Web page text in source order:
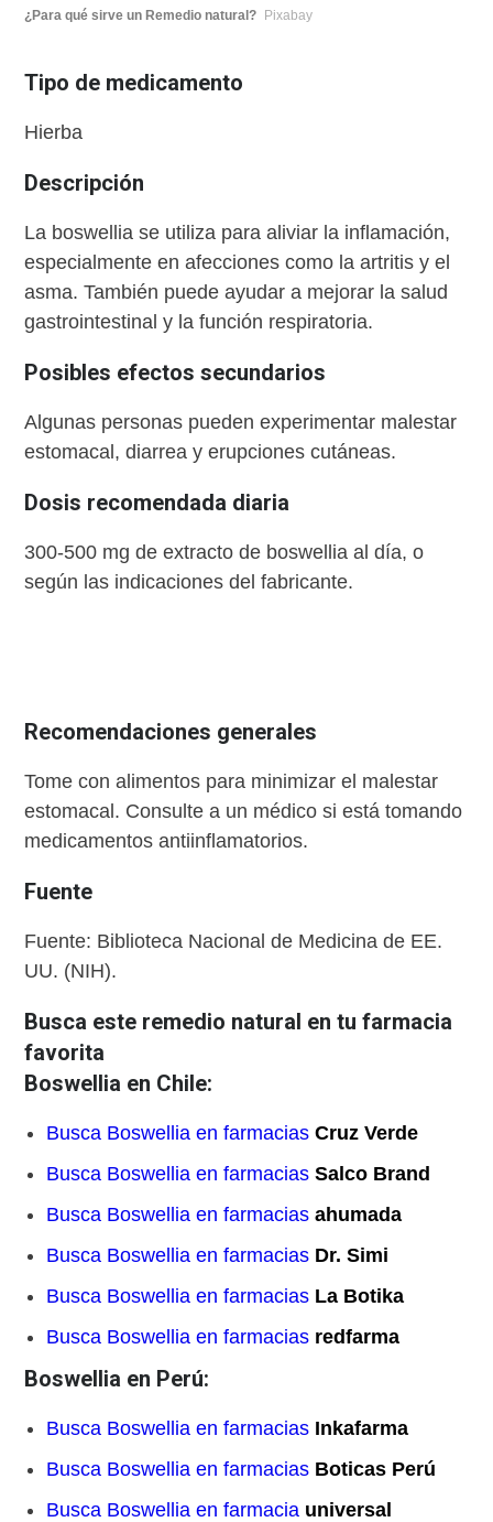
¿Para qué sirve un Remedio natural? Pixabay
Tipo de medicamento
Hierba
Descripción
La boswellia se utiliza para aliviar la inflamación,
especialmente en afecciones como la artritis y el
asma. También puede ayudar a mejorar la salud
gastrointestinal y la función respiratoria.
Posibles efectos secundarios
Algunas personas pueden experimentar malestar
estomacal, diarrea y erupciones cutáneas.
Dosis recomendada diaria
300-500 mg de extracto de boswellia al día, o
según las indicaciones del fabricante.
Recomendaciones generales
Tome con alimentos para minimizar el malestar
estomacal. Consulte a un médico si está tomando
medicamentos antiinflamatorios.
Fuente
Fuente: Biblioteca Nacional de Medicina de EE.
UU. (NIH).
Busca este remedio natural en tu farmacia
favorita
Boswellia en Chile:
Busca Boswellia en farmaciasCruz Verde
Busca Boswellia en farmaciasSalco Brand
Busca Boswellia en farmaciasahumada
Busca Boswellia en farmacias Dr. Simi
Busca Boswellia en farmacias La Botika
Busca Boswellia en farmacias redfarma
Boswellia en Perú:
Busca Boswellia en farmacias Inkafarma
Busca Boswellia en farmacias Boticas Perú
Busca Boswellia en farmacia universal